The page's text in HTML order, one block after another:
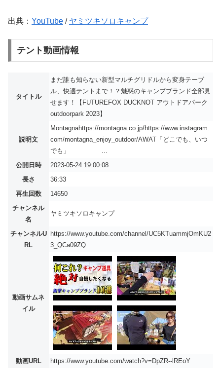
出典： YouTube / ヤミツキソロキャンプ
テント動画情報
タイトル
まだ誰も知らない新型マルチグリドルから変身テーブ
ル、快適テントまで！？魅惑のキャンプブランド全部見
せます！【FUTUREFOX DUCKNOT アウトドアパーク
outdoorpark 2023】
説明文
Montagnahttps://montagna.co.jp/https://www.instagram.
com/montagna_enjoy_outdoor/AWAT「どこでも、いつ
でも」 ...
公開日時
2023-05-24 19:00:08
長さ
36:33
再生回数
14650
チャンネル
名
ヤミツキソロキャンプ
チャンネルU
RL
https://www.youtube.com/channel/UC5KTuammjOmKU2
3_QCa09ZQ
動画サムネ
イル
動画URL https://www.youtube.com/watch?v=DpZR--lREoY